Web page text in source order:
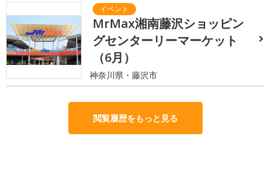
MrMax湘南藤沢ショッピン
グセンターリーマーケット
（6月）
神奈川県・藤沢市
閲覧履歴をもっと見る